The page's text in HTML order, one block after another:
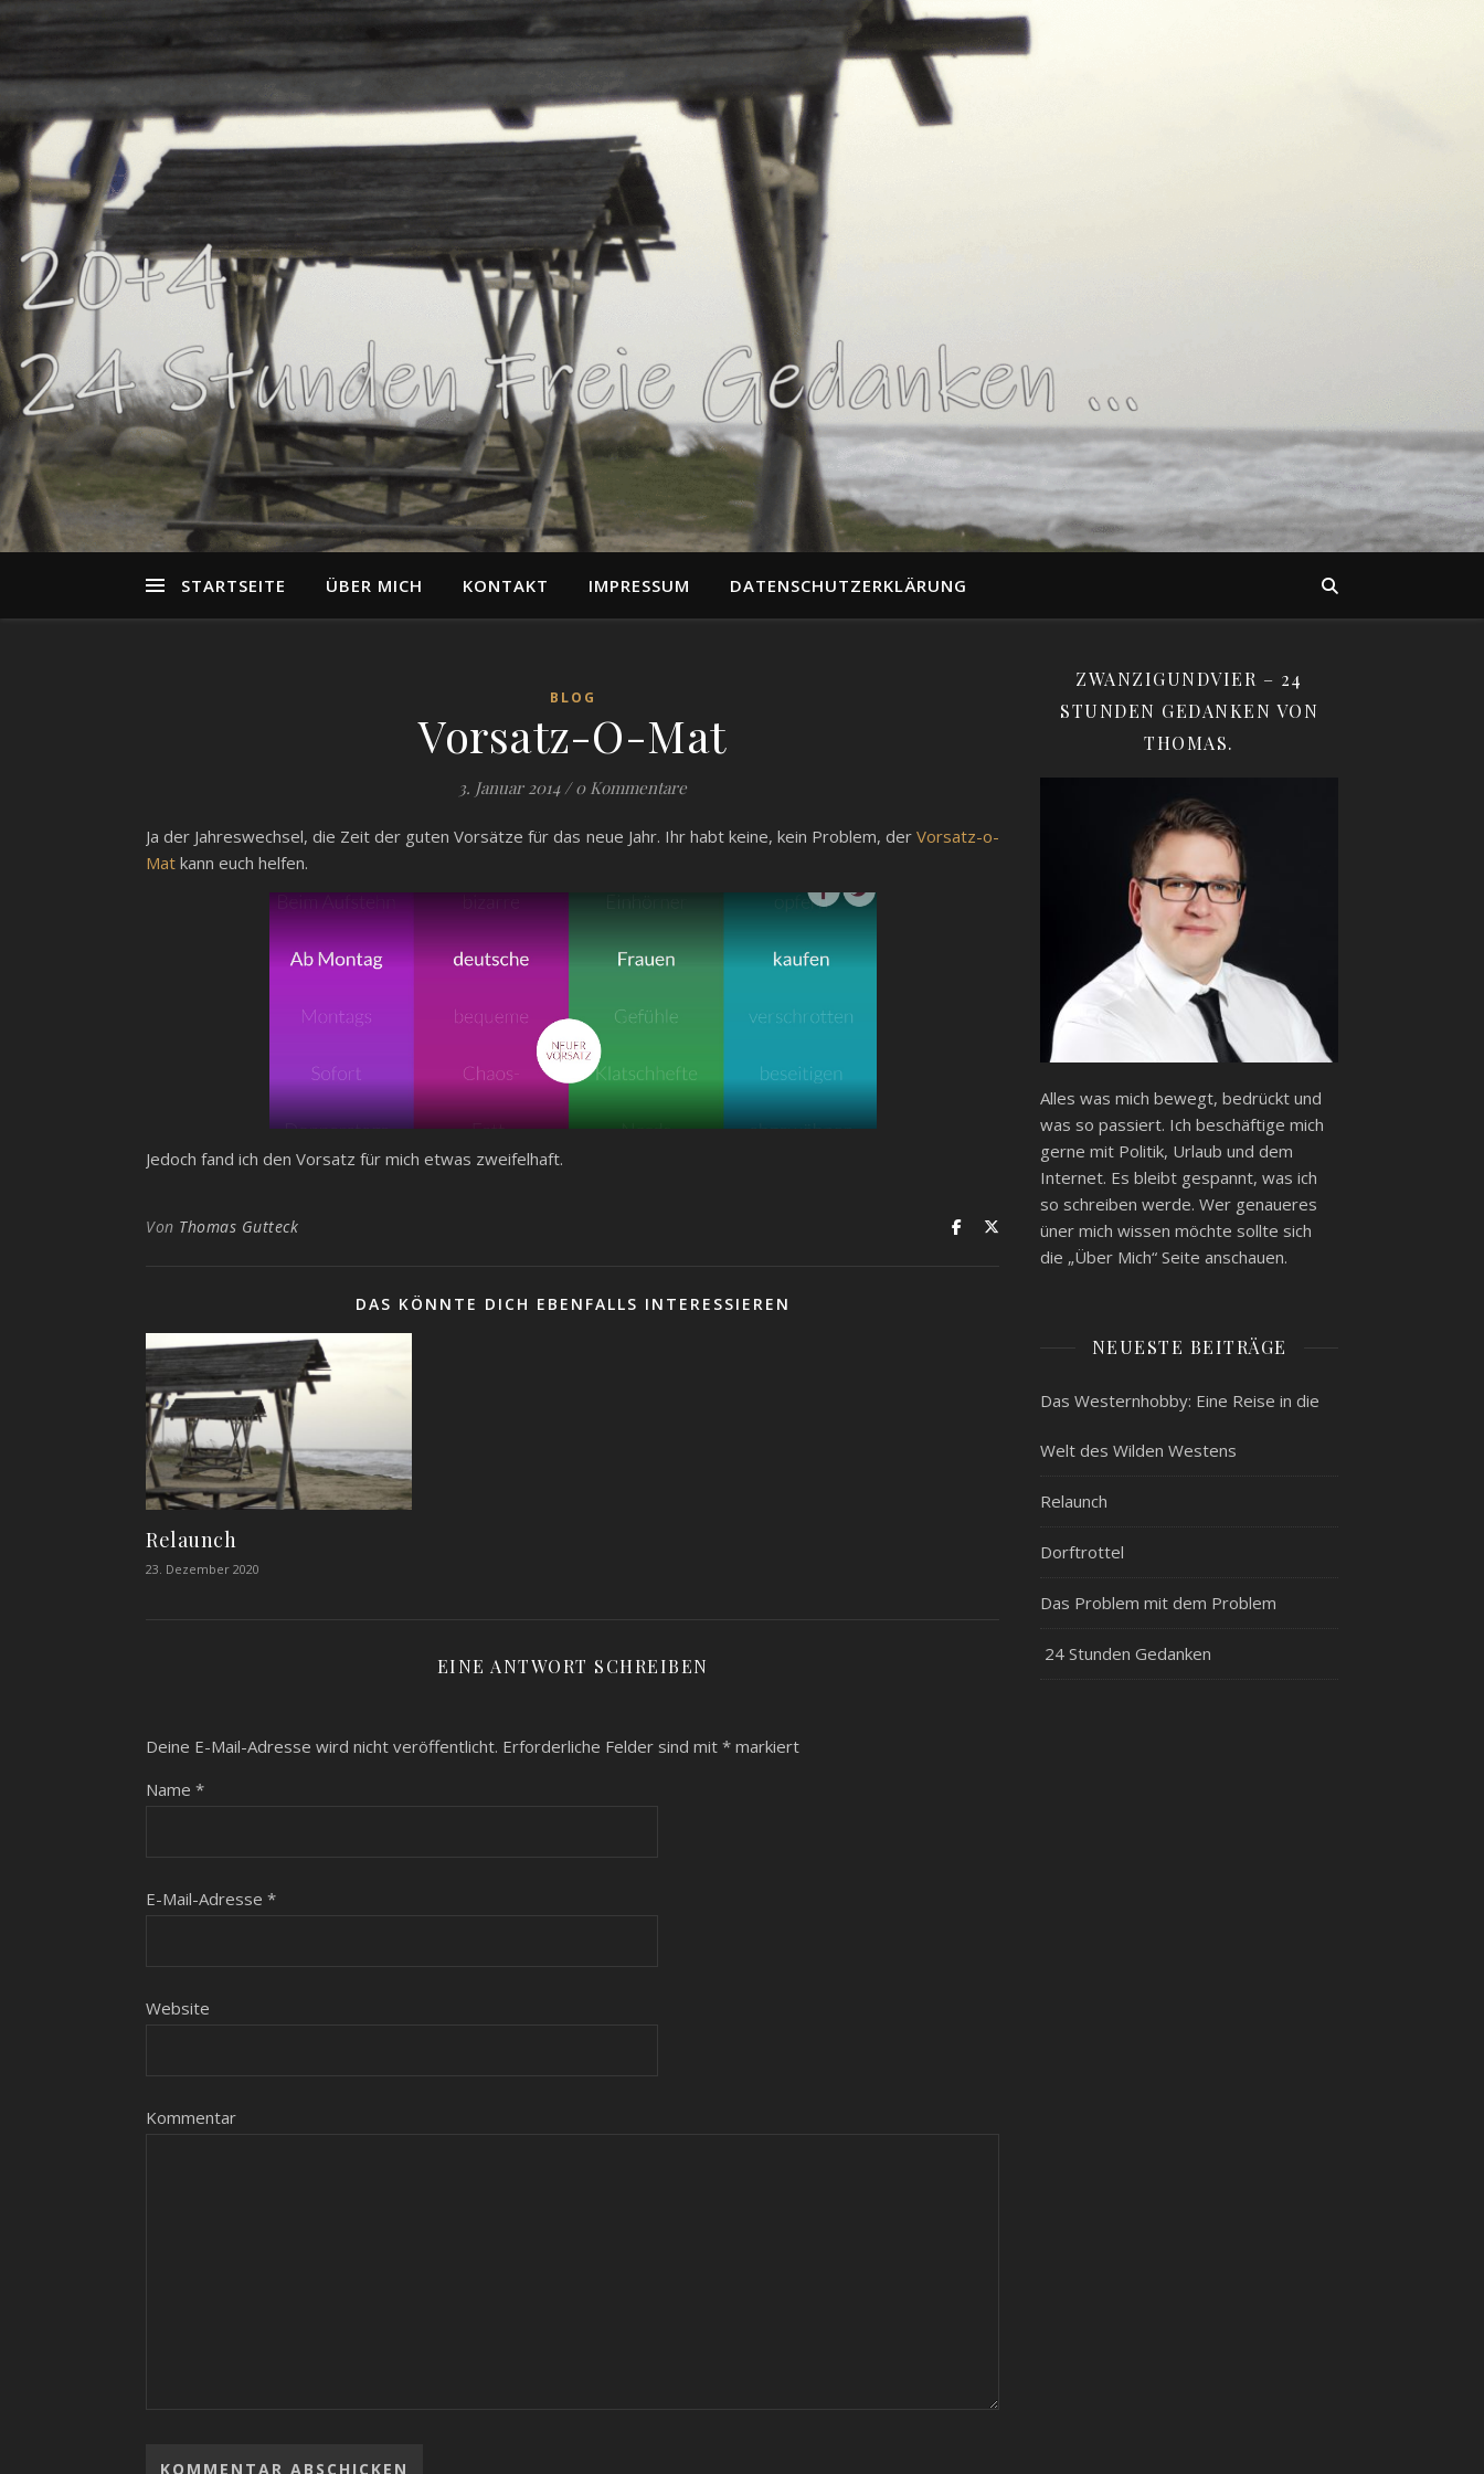
STARTSEITE ÜBER MICH KONTAKT IMPRESSUM DATENSCHUTZERKLÄRUNG
BLOG
Vorsatz-O-Mat
3. Januar 2014 / 0 Kommentare
Ja der Jahreswechsel, die Zeit der guten Vorsätze für das neue Jahr. Ihr habt keine, kein Problem, der Vorsatz-o-
Mat kann euch helfen.
Jedoch fand ich den Vorsatz für mich etwas zweifelhaft.
Von Thomas Gutteck
DAS KÖNNTE DICH EBENFALLS INTERESSIEREN
Relaunch
23. Dezember 2020
EINE ANTWORT SCHREIBEN
Deine E-Mail-Adresse wird nicht veröffentlicht. Erforderliche Felder sind mit * markiert
Name *
E-Mail-Adresse *
Website
Kommentar
ZWANZIGUNDVIER – 24
STUNDEN GEDANKEN VON
THOMAS.
Alles was mich bewegt, bedrückt und
was so passiert. Ich beschäftige mich
gerne mit Politik, Urlaub und dem
Internet. Es bleibt gespannt, was ich
so schreiben werde. Wer genaueres
üner mich wissen möchte sollte sich
die „Über Mich“ Seite anschauen.
NEUESTE BEITRÄGE
Das Westernhobby: Eine Reise in die
Welt des Wilden Westens
Relaunch
Dorftrottel
Das Problem mit dem Problem
24 Stunden Gedanken